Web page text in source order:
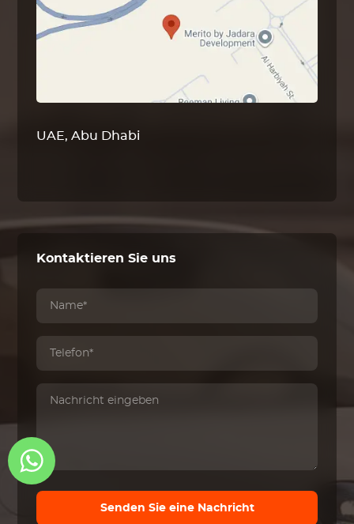
UAE, Abu Dhabi
Kontaktieren Sie uns
Senden Sie eine Nachricht